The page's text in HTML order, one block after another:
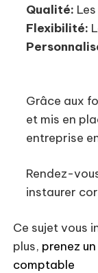
Qualité:
Flexibilité:
Grâce aux
et mis en
entreprise
Rendez-
instaurer
Ce sujet vous
plus, prenez
comptable